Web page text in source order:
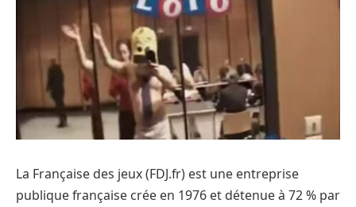
La Française des jeux (FDJ.fr) est une entreprise
publique française crée en 1976 et détenue à 72 % par